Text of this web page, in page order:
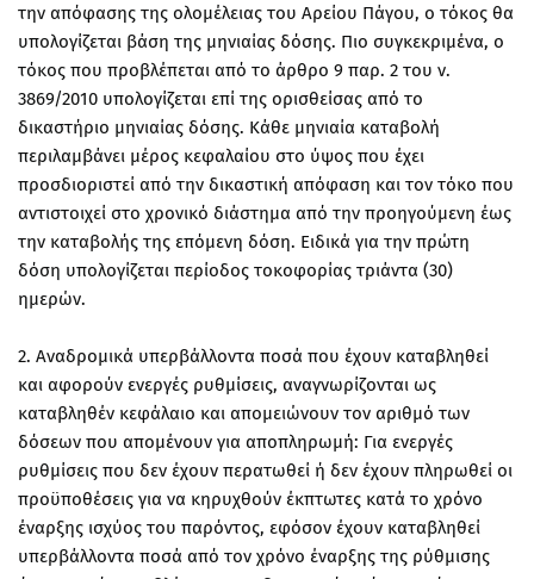
την απόφασης της ολομέλειας του Αρείου Πάγου, ο τόκος θα
υπολογίζεται βάση της μηνιαίας δόσης. Πιο συγκεκριμένα, ο
τόκος που προβλέπεται από το άρθρο 9 παρ. 2 του ν.
3869/2010 υπολογίζεται επί της ορισθείσας από το
δικαστήριο μηνιαίας δόσης. Κάθε μηνιαία καταβολή
περιλαμβάνει μέρος κεφαλαίου στο ύψος που έχει
προσδιοριστεί από την δικαστική απόφαση και τον τόκο που
αντιστοιχεί στο χρονικό διάστημα από την προηγούμενη έως
την καταβολής της επόμενη δόση. Ειδικά για την πρώτη
δόση υπολογίζεται περίοδος τοκοφορίας τριάντα (30)
ημερών.
2. Αναδρομικά υπερβάλλοντα ποσά που έχουν καταβληθεί
και αφορούν ενεργές ρυθμίσεις, αναγνωρίζονται ως
καταβληθέν κεφάλαιο και απομειώνουν τον αριθμό των
δόσεων που απομένουν για αποπληρωμή: Για ενεργές
ρυθμίσεις που δεν έχουν περατωθεί ή δεν έχουν πληρωθεί οι
προϋποθέσεις για να κηρυχθούν έκπτωτες κατά το χρόνο
έναρξης ισχύος του παρόντος, εφόσον έχουν καταβληθεί
υπερβάλλοντα ποσά από τον χρόνο έναρξης της ρύθμισης